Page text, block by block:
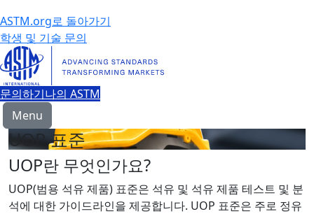
ASTM.org로 돌아가기
학생 및 기술 문의
문의하기나의 ASTM
Menu
UOP 표준
UOP란 무엇인가요?
UOP(범용 석유 제품) 표준은 석유 및 석유 제품 테스트 및 분
석에 대한 가이드라인을 제공합니다. UOP 표준은 주로 정유